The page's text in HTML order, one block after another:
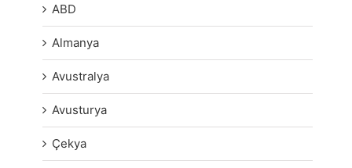
ABD
Almanya
Avustralya
Avusturya
Çekya